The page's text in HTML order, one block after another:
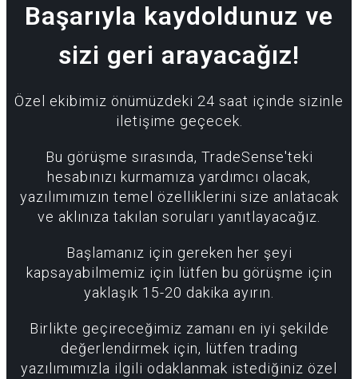
Başarıyla kaydoldunuz ve
sizi geri arayacağız!
Özel ekibimiz önümüzdeki 24 saat içinde sizinle
iletişime geçecek.
Bu görüşme sırasında, TradeSense'teki
hesabınızı kurmamıza yardımcı olacak,
yazılımımızın temel özelliklerini size anlatacak
ve aklınıza takılan soruları yanıtlayacağız.
Başlamanız için gereken her şeyi
kapsayabilmemiz için lütfen bu görüşme için
yaklaşık 15-20 dakika ayırın.
Birlikte geçireceğimiz zamanı en iyi şekilde
değerlendirmek için, lütfen trading
yazılımımızla ilgili odaklanmak istediğiniz özel